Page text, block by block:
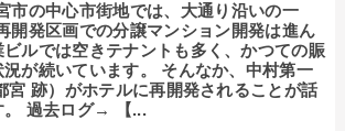
市の中心市街地では、大通り沿いの一
開発区画での分譲マンション開発は進ん
ルでは空きテナントも多く、かつての賑
が続いています。 そんなか、中村第一
宮 跡）がホテルに再開発されることが話
。 過去ログ→ 【...